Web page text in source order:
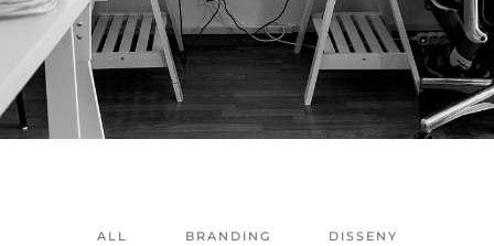
ALL BRANDING DISSENY